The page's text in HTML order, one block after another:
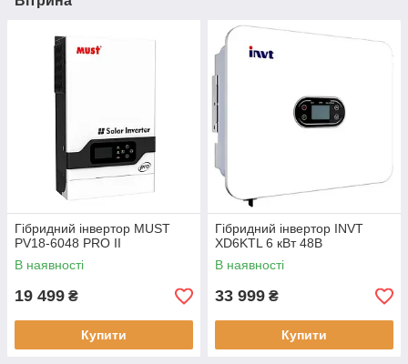
Гібридний інвертор MUST
PV18-6048 PRO II
В наявності
19 499 ₴
Купити
Гібридний інвертор INVT
XD6KTL 6 кВт 48В
В наявності
33 999 ₴
Купити